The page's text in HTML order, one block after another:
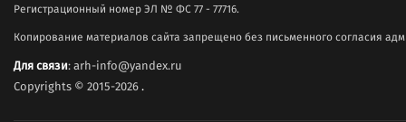
Регистрационный номер ЭЛ № ФС 77 - 77716.
Копирование материалов сайта запрещено без письменного согласия
Для связи: arh-info@yandex.ru
Copyrights © 2015-2026.